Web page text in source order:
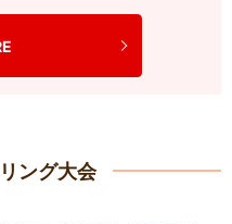
ング大会